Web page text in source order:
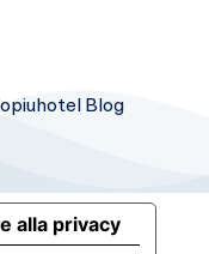
Blog
alla privacy